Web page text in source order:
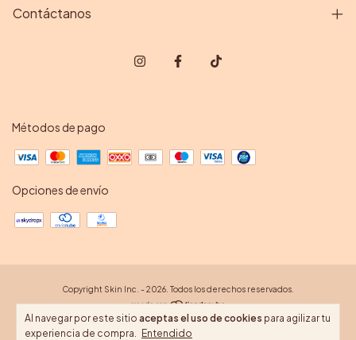
Al navegar por este sitio aceptas el uso de cookies para agilizar tu
experiencia de compra. Entendido
Contáctanos
Métodos de pago
Opciones de envío
Copyright Skin Inc. - 2026. Todos los derechos reservados.